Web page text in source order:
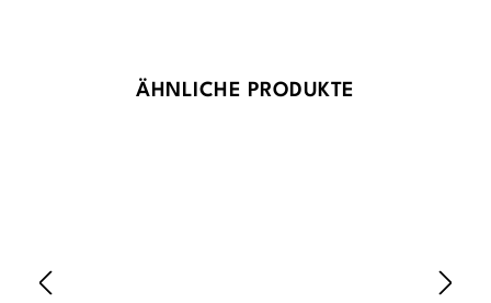
Produktgalerie überspringen
ÄHNLICHE PRODUKTE